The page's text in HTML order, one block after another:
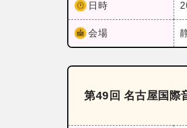
日時
会場
第49回 名古屋国際